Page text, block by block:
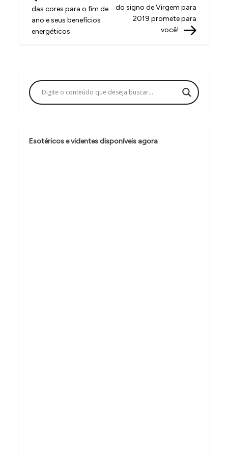
a
v
e
ç
ã
d
das cores para o fim de
ano e seus benefícios
energéticos
do signo de Virgem para
2019 promete para
você!
Esotéricos e videntes disponíveis agora